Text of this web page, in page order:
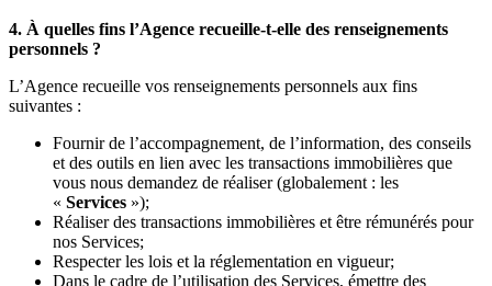
4. À quelles fins l’Agence recueille-t-elle des renseignements
personnels ?
L’Agence recueille vos renseignements personnels aux fins
suivantes :
Fournir de l’accompagnement, de l’information, des conseils
et des outils en lien avec les transactions immobilières que
vous nous demandez de réaliser (globalement : les
« Services »);
Réaliser des transactions immobilières et être rémunérés pour
nos Services;
Respecter les lois et la réglementation en vigueur;
Dans le cadre de l’utilisation des Services, émettre des